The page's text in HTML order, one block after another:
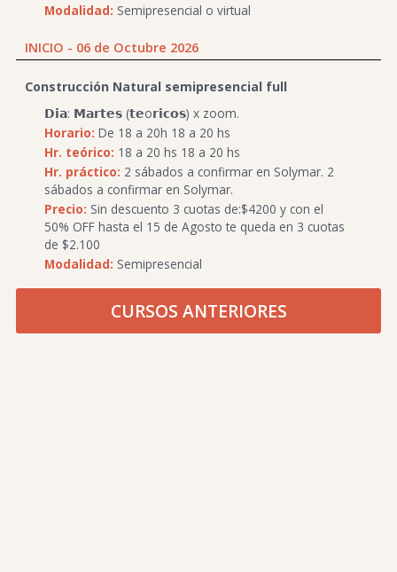
Modalidad: Semipresencial o virtual
INICIO - 06 de Octubre 2026
Construcción Natural semipresencial full
𝗗𝗶𝗮: 𝗠𝗮𝗿𝘁𝗲𝘀 (𝘁𝗲o𝗿𝗶𝗰𝗼𝘀) x zoom.
Horario: De 18 a 20h 18 a 20 hs
Hr. teórico: 18 a 20 hs 18 a 20 hs
Hr. práctico: 2 sábados a confirmar en Solymar. 2
sábados a confirmar en Solymar.
Precio: Sin descuento 3 cuotas de:$4200 y con el
50% OFF hasta el 15 de Agosto te queda en 3 cuotas
de $2.100
Modalidad: Semipresencial
CURSOS ANTERIORES